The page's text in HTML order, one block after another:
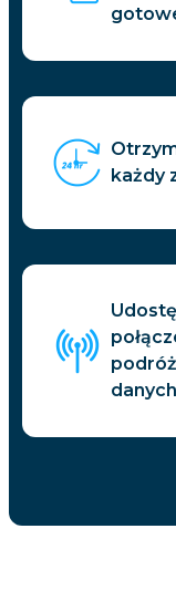
każdy